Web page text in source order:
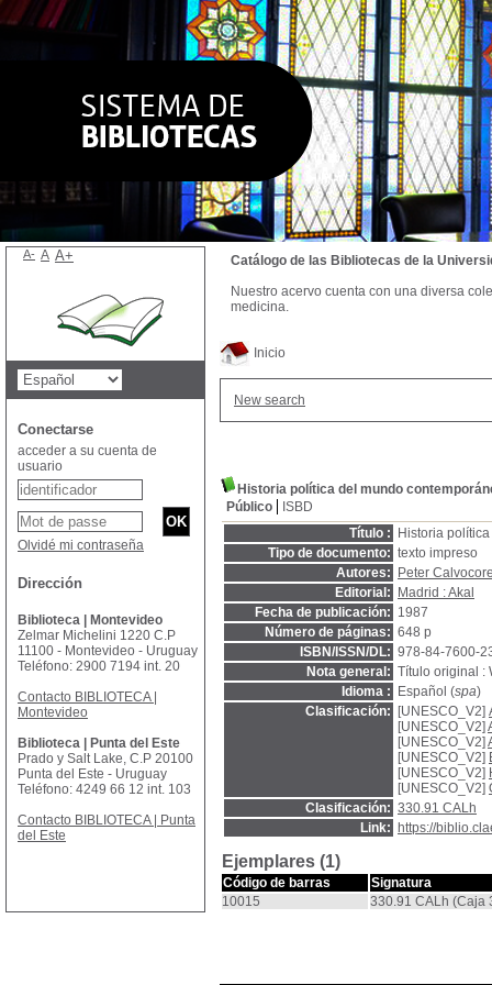
Inicio
New search
Historia política del mundo
Público
ISBD
Título :
Historia
Tipo de documento: texto impreso
Autores:
Peter
Editorial:
Madrid : Akal
Fecha de publicación: 1987
Número de páginas: 648 p
ISBN/ISSN/DL: 978-84-7600-
Nota general: Título original :
Idioma :
Español (spa)
Clasificación:
[UNESCO_V2]
[UNESCO_V2]
[UNESCO_V2]
[UNESCO_V2]
[UNESCO_V2]
[UNESCO_V2]
Clasificación: 330.91 CALh
Link:
https://
Ejemplares (1)
Código de barras
Signatura
10015
330.91 CALh (Caja
Catálogo de las Bibliotecas de la
Nuestro acervo cuenta con una diversa
medicina.
A- A A+
Conectarse
acceder a su cuenta de
usuario
Olvidé mi contraseña
Dirección
Biblioteca | Montevideo
Zelmar Michelini 1220 C.P
11100 - Montevideo - Uruguay
Teléfono: 2900 7194 int. 20
Contacto BIBLIOTECA |
Montevideo
Biblioteca | Punta del Este
Prado y Salt Lake, C.P 20100
Punta del Este - Uruguay
Teléfono: 4249 66 12 int. 103
Contacto BIBLIOTECA | Punta
del Este